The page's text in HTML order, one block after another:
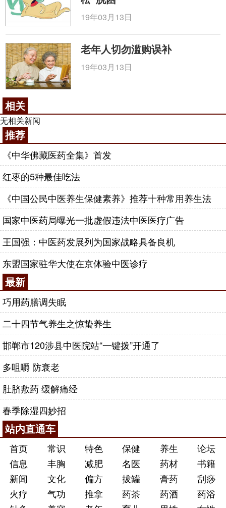
19年03月13日
老年人切勿滥购误补
19年03月13日
相关
无相关新闻
推荐
《中华佛藏医药全集》首发
红枣的5种最佳吃法
《中国公民中医养生保健素养》推荐十种常用养生法
国家中医药局曝光一批虚假违法中医医疗广告
王国强：中医药发展列为国家战略具备良机
东盟国家驻华大使在京体验中医诊疗
最新
巧用药膳调失眠
二十四节气养生之惊蛰养生
邯郸市120涉县中医院站“一键拨”开通了
多咀嚼 防衰老
肚脐敷药 缓解痛经
春季除湿四妙招
站内直通车
首页 常识 特色 保健 养生
论坛
信息
丰胸 减肥 名医 药材
书籍
新闻
文化 偏方 拔罐 膏药
刮痧
火疗
气功 推拿 药茶 药酒
药浴